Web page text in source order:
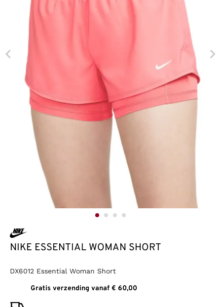
NIKE ESSENTIAL WOMAN SHORT
DX6012 Essential Woman Short
Gratis verzending vanaf € 60,00